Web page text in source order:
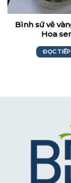
Bình sứ vẽ
Hoa
ĐỌC TIẾP